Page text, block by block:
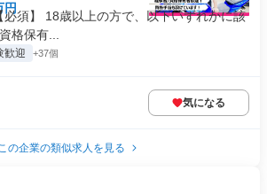
円
須】 18歳以上の方で、以下いずれかに該
格保有...
歓迎 +37個
気になる
の企業の類似求人を見る